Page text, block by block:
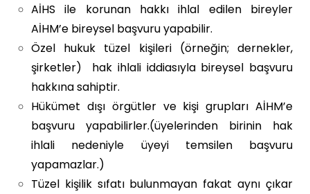
AİHS ile korunan hakkı ihlal edilen bireyler
AİHM’e bireysel başvuru yapabilir.
Özel hukuk tüzel kişileri (örneğin; dernekler,
şirketler) hak ihlali iddiasıyla bireysel başvuru
hakkına sahiptir.
Hükümet dışı örgütler ve kişi grupları AİHM’e
başvuru yapabilirler.(üyelerinden birinin hak
ihlali nedeniyle üyeyi temsilen başvuru
yapamazlar.)
Tüzel kişilik sıfatı bulunmayan fakat aynı çıkar